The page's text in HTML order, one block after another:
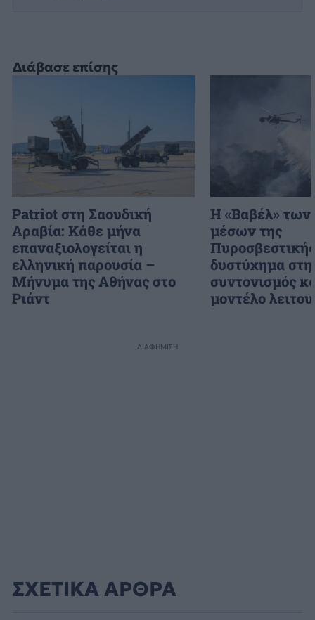
Διάβασε επίσης
Patriot στη Σαουδική
Αραβία: Κάθε μήνα
επαναξιολογείται η
ελληνική παρουσία –
Μήνυμα της Αθήνας στο
Ριάντ
H «Βαβέλ»
μέσων της
δυστύχημα
συντονισμός
μοντέλο
ΔΙΑΦΗΜΙΣΗ
ΣΧΕΤΙΚΑ ΑΡΘΡΑ